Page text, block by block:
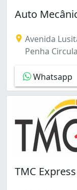
Auto
Avenida
Penha
Whatsapp
TMC